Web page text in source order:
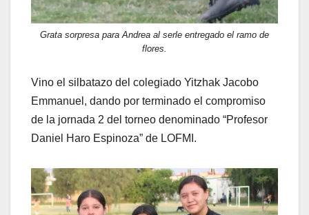
Grata sorpresa para Andrea al serle entregado el ramo de
flores.
Vino el silbatazo del colegiado Yitzhak Jacobo
Emmanuel, dando por terminado el compromiso
de la jornada 2 del torneo denominado “Profesor
Daniel Haro Espinoza” de LOFMI.